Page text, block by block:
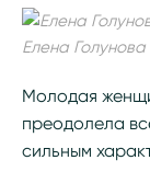
Елена
Молодая
преодолела
сильным